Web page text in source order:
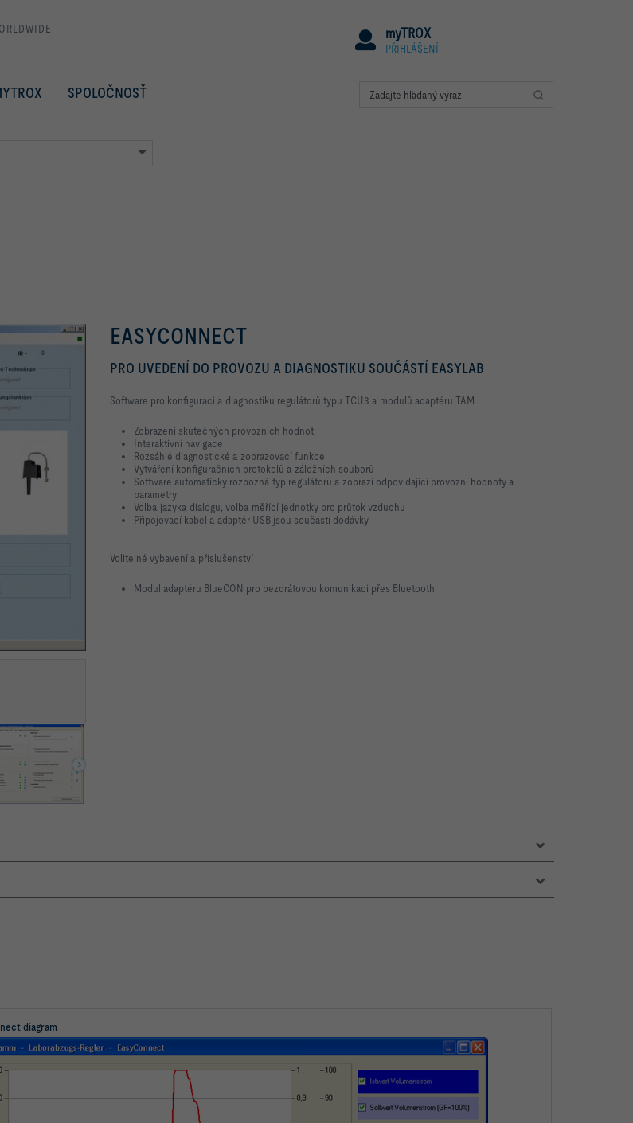
myTROX
PŘIHLÁŠENÍ
SPOLOČNOSŤ
EASYCONNECT
PRO UVEDENÍ DO PROVOZU A DIAGNOSTIKU SOUČÁSTÍ EASYLAB
Software pro konfiguraci a diagnostiku regulátorů typu TCU3 a modulů adaptéru TAM
Zobrazení skutečných provozních hodnot
Interaktivní navigace
Rozsáhlé diagnostické a zobrazovací funkce
Vytváření konfiguračních protokolů a záložních souborů
Software automaticky rozpozná typ regulátoru a zobrazí odpovídající provozní hodnoty a
parametry
Volba jazyka dialogu, volba měřící jednotky pro průtok vzduchu
Připojovací kabel a adaptér USB jsou součástí dodávky
Volitelné vybavení a příslušenství
Modul adaptéru BlueCON pro bezdrátovou komunikaci přes Bluetooth
diagram